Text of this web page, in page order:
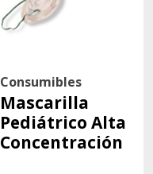
Consumibles
Mascarilla
Pediátrico Alta
Concentración